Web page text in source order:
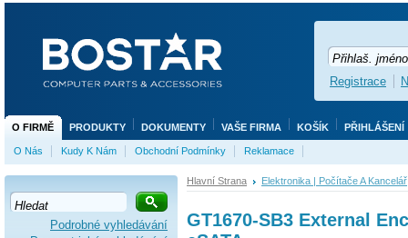
Hlavní Strana Elektronika | Počítače A Kancelář
GT1670-SB3 External
Podrobné vyhledávání
O FIRMĚ PRODUKTY DOKUMENTY VAŠE FIRMA KOŠÍK PŘIHLÁŠENÍ
O Nás Kudy K Nám Obchodní Podmínky Reklamace
Registrace